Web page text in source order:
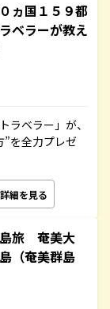
ヵ国１５９都
ベラーが教え
ラベラー」が、
”を全力プレゼ
詳細を見る
旅 奄美大
（奄美群島